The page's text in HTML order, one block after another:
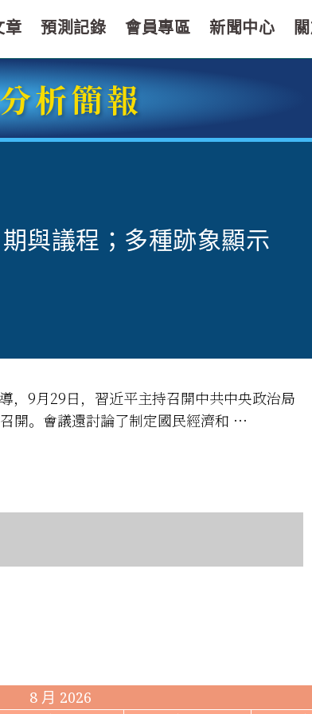
章 預測記錄 會員專區 新聞中心
析簡報
與議程；多種跡象顯示
，9月29日，習近平主持召開中共中央政治局
開。會議還討論了制定國民經濟和 …
8 月 2026